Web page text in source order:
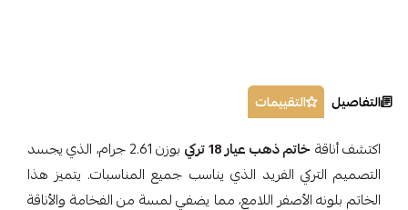
التفاصيل التقييمات
اكتشف أناقة خاتم ذهب عيار 18 تركي
بوزن 2.61 جرام، الذي يجسد
التصميم التركي الفريد الذي يناسب جميع المناسبات. يتميز هذا
الخاتم بلونه الأصفر اللامع، مما يضفي لمسة من الفخامة والأناقة